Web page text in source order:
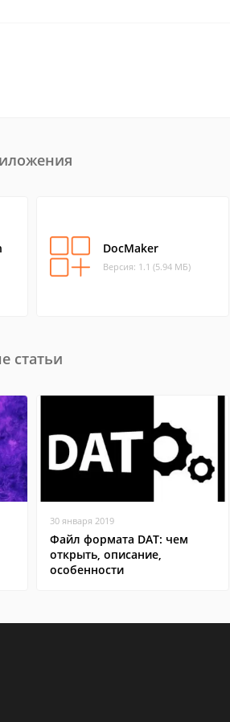
DocMaker
Версия: 1.1 (5.94 МБ)
статьи
30 января 2019
Файл формата DAT: чем
открыть, описание,
особенности